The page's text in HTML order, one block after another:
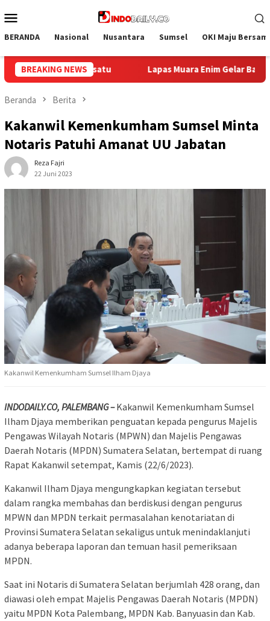
ke
Mobile
BERANDA Nasional Nusantara Sumsel OKI Maju
BREAKING NEWS
Enim Gelar Bakti Sosial Donor Darah dalam Rangka
Beranda Berita
Kakanwil Kemenkumham Sumsel Minta
Notaris Patuhi Amanat UU Jabatan
Reza Fajri
22 Juni 2023
Kakanwil Kemenkumham Sumsel Ilham Djaya
INDODAILY.CO, PALEMBANG –Kakanwil Kemenkumham Sumsel
Ilham Djaya memberikan penguatan kepada pengurus Majelis
Pengawas Wilayah Notaris (MPWN) dan Majelis Pengawas
Daerah Notaris (MPDN) Sumatera Selatan, bertempat di ruang
Rapat Kakanwil setempat, Kamis (22/6/2023).
Kakanwil Ilham Djaya mengungkapkan kegiatan tersebut
dalam rangka membahas dan berdiskusi dengan pengurus
MPWN dan MPDN terkait permasalahan kenotariatan di
Provinsi Sumatera Selatan sekaligus untuk menindaklanjuti
adanya beberapa laporan dan temuan hasil pemeriksaan
MPDN.
Saat ini Notaris di Sumatera Selatan berjumlah 428 orang, dan
diawasi oleh empat Majelis Pengawas Daerah Notaris (MPDN)
yaitu MPDN Kota Palembang, MPDN Kab. Banyuasin dan Kab.